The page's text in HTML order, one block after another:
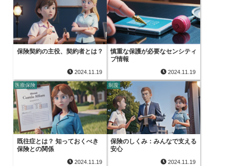
保険契約の主役、契約者とは？
2024.11.19
慎重な保護が必要なセンシティ
ブ情報
2024.11.19
医療保険
既往症とは？ 知っておくべき
保険との関係
2024.11.19
制度
保険のしくみ：みんなで支える
安心
2024.11.19